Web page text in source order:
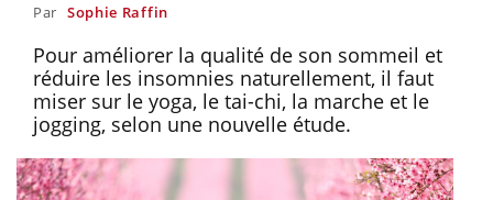
Par Sophie Raffin
Pour améliorer la qualité de son sommeil et
réduire les insomnies naturellement, il faut
miser sur le yoga, le tai-chi, la marche et le
jogging, selon une nouvelle étude.